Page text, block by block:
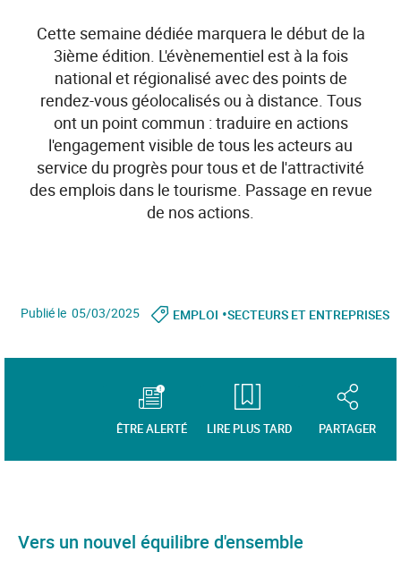
Cette semaine dédiée marquera le début de la
3ième édition. L'évènementiel est à la fois
national et régionalisé avec des points de
rendez-vous géolocalisés ou à distance. Tous
ont un point commun : traduire en actions
l'engagement visible de tous les acteurs au
service du progrès pour tous et de l'attractivité
des emplois dans le tourisme. Passage en revue
de nos actions.
Publié le 05/03/2025 EMPLOI •SECTEURS ET ENTREPRISES
ÊTRE ALERTÉ LIRE PLUS TARD PARTAGER
Vers un nouvel équilibre d'ensemble